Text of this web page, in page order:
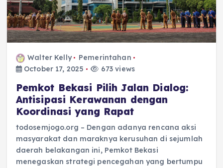
Walter Kelly
Pemerintahan
October 17, 2025
673 views
Pemkot Bekasi Pilih Jalan Dialog:
Antisipasi Kerawanan dengan
Koordinasi yang Rapat
todosemjogo.org – Dengan adanya rencana aksi
masyarakat dan maraknya kerusuhan di sejumlah
daerah belakangan ini, Pemkot Bekasi
menegaskan strategi pencegahan yang bertumpu